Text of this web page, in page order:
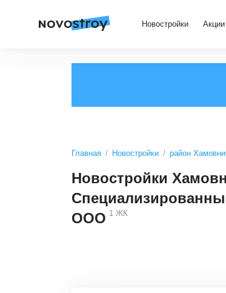
Новостройки Акции
Главная Новостройки район
Новостройки
OOO 1 ЖК